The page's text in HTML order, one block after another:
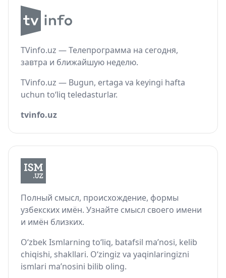
TVinfo.uz — Телепрограмма на сегодня,
завтра и ближайшую неделю.
TVinfo.uz — Bugun, ertaga va keyingi hafta
uchun to‘liq teledasturlar.
tvinfo.uz
Полный смысл, происхождение, формы
узбекских имён. Узнайте смысл своего имени
и имён близких.
O‘zbek Ismlarning to‘liq, batafsil ma’nosi, kelib
chiqishi, shakllari. O‘zingiz va yaqinlaringizni
ismlari ma’nosini bilib oling.